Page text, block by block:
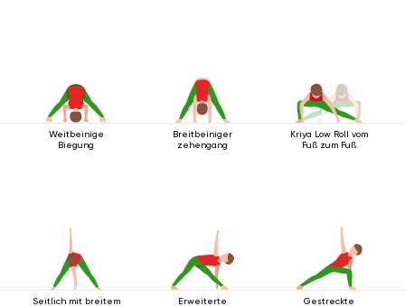
Weitbeinige
Biegung
Breitbeiniger
zehengang
Kriya Low Roll vom
Fuß zum Fuß
Seitlich mit breitem
Erweiterte
Gestreckte